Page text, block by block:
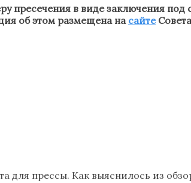
пресечения в виде заключения под
об этом размещена на сайте
для прессы. Как выяснилось из